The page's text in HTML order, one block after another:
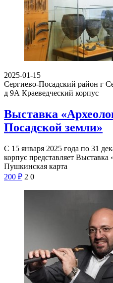
2025-01-15
Сергиево-Посадский район г
д 9А Краеведческий корпус
Выставка
Посадской земли»
С 15 января 2025 года по 31
корпус представляет
Пушкинская карта
200 ₽ 2 0